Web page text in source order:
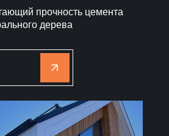
707-09-65
прочность цемента
дерева